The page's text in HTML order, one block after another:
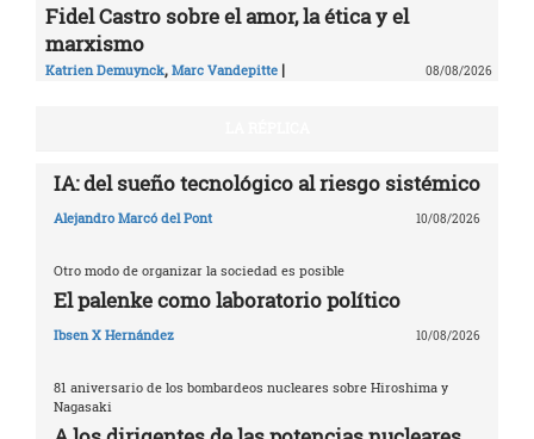
Fidel Castro sobre el amor, la ética y el
marxismo
Katrien Demuynck, Marc Vandepitte | 08/08/2026
IA: del sueño tecnológico al riesgo sistémico
Alejandro Marcó del Pont 10/08/2026
Otro modo de organizar la sociedad es posible
El palenke como laboratorio político
Ibsen X Hernández 10/08/2026
81 aniversario de los bombardeos nucleares sobre Hiroshima y
Nagasaki